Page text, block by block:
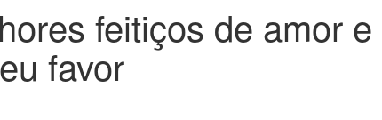
feitiços de amor e
favor